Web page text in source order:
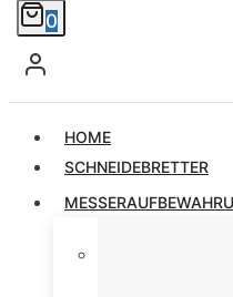
0
HOME
SCHNEIDEBRETTER